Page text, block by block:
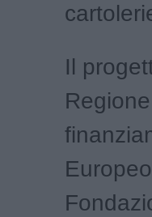
Il